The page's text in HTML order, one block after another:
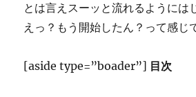
とは言えスーッと流れるようには
えっ？もう開始したん？って感じ
[aside type=”boader”] 目次